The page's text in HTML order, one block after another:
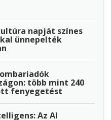
napját színes
ünnepelték
több mint 240
fenyegetést
Az AI